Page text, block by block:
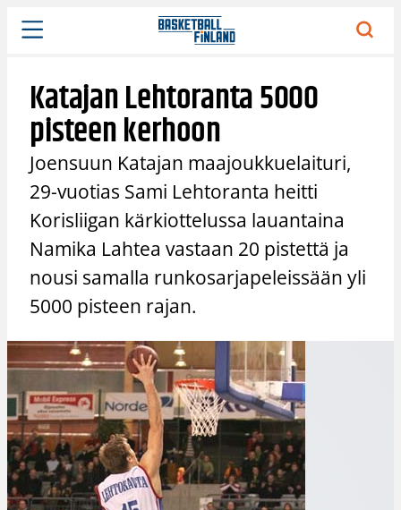
Siirry
sisältöön
Katajan Lehtoranta 5000
pisteen kerhoon
Joensuun Katajan maajoukkuelaituri,
29-vuotias Sami Lehtoranta heitti
Korisliigan kärkiottelussa lauantaina
Namika Lahtea vastaan 20 pistettä ja
nousi samalla runkosarjapeleissään yli
5000 pisteen rajan.